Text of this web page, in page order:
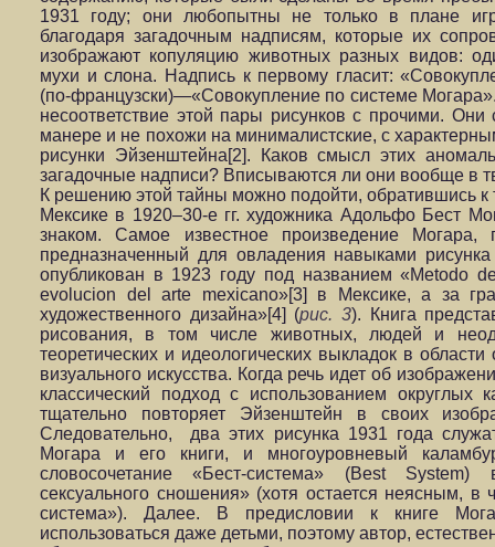
1931 году; они любопытны не только в плане
благодаря загадочным надписям, которые их
изображают копуляцию животных разных видов:
мухи и слона. Надпись к первому гласит:
(по-французски)—«Совокупление по системе
несоответствие этой пары рисунков с прочими.
манере и не похожи на минималистские, с
рисунки Эйзенштейна[2]. Каков смысл этих
загадочные надписи? Вписываются ли они вообще в
К решению этой тайны можно подойти, обратившись к
Мексике в 1920–30-е гг. художника Адольфо Бест
знаком. Самое известное произведение Могара,
предназначенный для овладения навыками
опубликован в 1923 году под названием «Metodo
evolucion del arte mexicano»[3] в Мексике, а за
художественного дизайна»[4] (рис. 3). Книга
рисования, в том числе животных, людей и
теоретических и идеологических выкладок в
визуального искусства. Когда речь идет об
классический подход с использованием округлых
тщательно повторяет Эйзенштейн в своих
Следовательно, два этих рисунка 1931 года
Могара и его книги, и многоуровневый
словосочетание «Бест-система» (Best
сексуального сношения» (хотя остается неясным,
система»). Далее. В предисловии к книге
использоваться даже детьми, поэтому автор,